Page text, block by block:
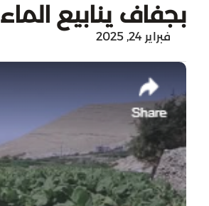
بجفاف ينابيع
فبراير 24, 2025